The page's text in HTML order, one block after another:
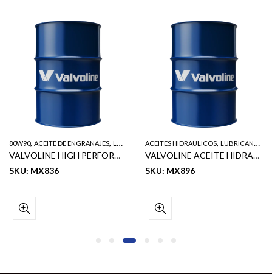
80W90, ACEITE DE ENGRANAJES, LUBRICANTES VALVOLINE
VALVOLINE HIGH PERFORMANCE ACEITE DE ENGRANAJES SAE 80W90 55GL
SKU: MX836
ACEITES HIDRAULICOS, LUBRICANTES VALVOLINE
VALVOLINE ACEITE HIDRAULICO AW3 ISO 68 55GL
SKU: MX896